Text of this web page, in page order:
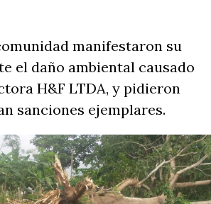
manifestaron su
el daño ambiental causado
H&F LTDA, y pidieron
sanciones ejemplares.